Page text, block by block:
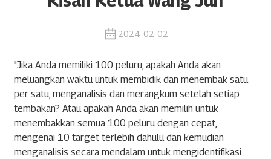
2024-02-02
"Jika Anda memiliki 100 peluru, apakah Anda akan
meluangkan waktu untuk membidik dan menembak satu
per satu, menganalisis dan merangkum setelah setiap
tembakan? Atau apakah Anda akan memilih untuk
menembakkan semua 100 peluru dengan cepat,
mengenai 10 target terlebih dahulu dan kemudian
menganalisis secara mendalam untuk mengidentifikasi